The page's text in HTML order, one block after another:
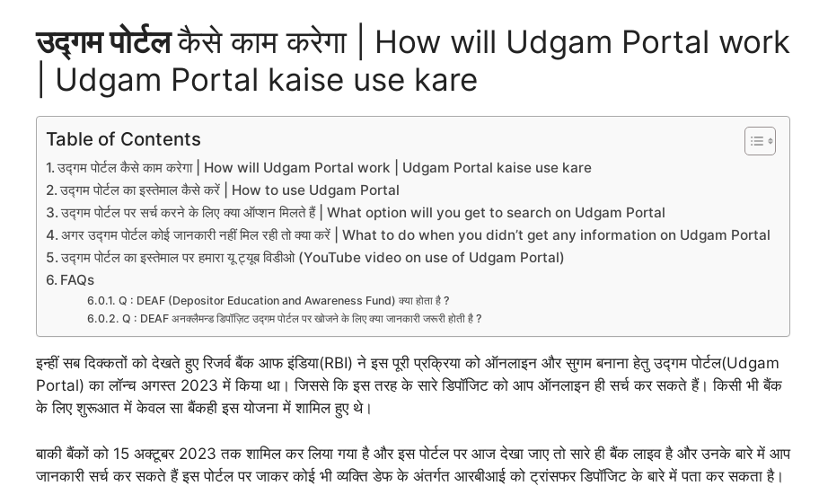
उद्गम पोर्टलकैसे काम करेगा | How will Udgam Portal work
| Udgam Portal kaise use kare
Table of Contents
उद्गम पोर्टल कैसे काम करेगा | How will Udgam Portal work | Udgam Portal kaise use kare
उद्गम पोर्टल का इस्तेमाल कैसे करें | How to use Udgam Portal
उद्गम पोर्टल पर सर्च करने के लिए क्या ऑप्शन मिलते हैं | What option will you get to search on Udgam Portal
अगर उद्गम पोर्टल कोई जानकारी नहीं मिल रही तो क्या करें | What to do when you didn’t get any information on Udgam Portal
उद्गम पोर्टल का इस्तेमाल पर हमारा यू ट्यूब विडीओ (YouTube video on use of Udgam Portal)
FAQs
Q : DEAF (Depositor Education and Awareness Fund) क्या होता है ?
Q : DEAF अनक्लैमन्ड डिपॉज़िट उद्गम पोर्टल पर खोजने के लिए क्या जानकारी जरूरी होती है ?
इन्हीं सब दिक्कतों को देखते हुए रिजर्व बैंक आफ इंडिया(RBI) ने इस पूरी प्रक्रिया को ऑनलाइन और सुगम बनाना हेतु उद्गम पोर्टल(Udgam
Portal) का लॉन्च अगस्त 2023 में किया था। जिससे कि इस तरह के सारे डिपॉजिट को आप ऑनलाइन ही सर्च कर सकते हैं। किसी भी बैंक
के लिए शुरूआत में केवल सा बैंकही इस योजना में शामिल हुए थे।
बाकी बैंकों को 15 अक्टूबर 2023 तक शामिल कर लिया गया है और इस पोर्टल पर आज देखा जाए तो सारे ही बैंक लाइव है और उनके बारे में आप
जानकारी सर्च कर सकते हैं इस पोर्टल पर जाकर कोई भी व्यक्ति डेफ के अंतर्गत आरबीआई को ट्रांसफर डिपॉजिट के बारे में पता कर सकता है।